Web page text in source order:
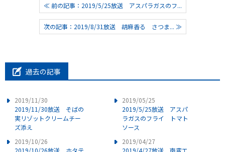
≪ 前の記事：2019/5/25放送 アスパラガスのフ...
次の記事：2019/8/31放送 胡麻香る さつま... ≫
過去の記事
2019/11/30
2019/11/30放送 そばの
実リゾットクリームチー
ズ添え
2019/10/26
2019/10/26放送 ホタテ
2019/05/25
2019/5/25放送 アスパ
ラガスのフライ トマト
ソース
2019/04/27
2019/4/27放送 南蛮エ